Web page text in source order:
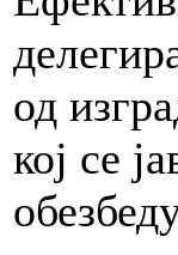
од
кој се